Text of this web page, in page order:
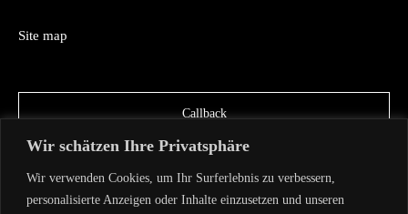
Wir schätzen Ihre Privatsphäre
Wir verwenden Cookies, um Ihr Surferlebnis zu verbessern,
personalisierte Anzeigen oder Inhalte einzusetzen und unseren
Site map
Callback